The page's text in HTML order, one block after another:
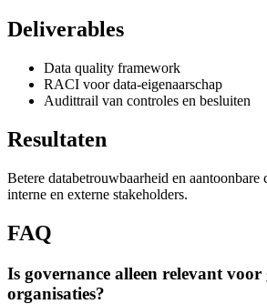
Deliverables
Data quality framework
RACI voor data-eigenaarschap
Audittrail van controles en besluiten
Resultaten
Betere databetrouwbaarheid en aantoonbare
interne en externe stakeholders.
FAQ
Is governance alleen relevant voor
organisaties?